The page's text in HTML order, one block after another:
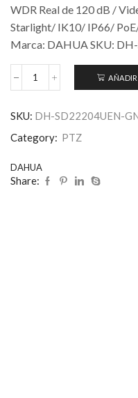
WDR Real de 120 dB /
Starlight/ IK10/ IP66/
Marca: DAHUA SKU:
SKU: DH-SD22204UEN-
Category: PTZ
DAHUA
Share: